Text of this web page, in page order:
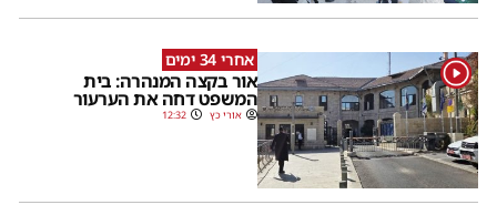
1 אחרי 34 ימים
אור בקצה המנהרה: בית
המשפט דחה את הערעור
אורי כץ 12:32